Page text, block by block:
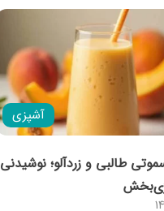
آشپزی
طالبی و زردآلو؛ نوشیدنی